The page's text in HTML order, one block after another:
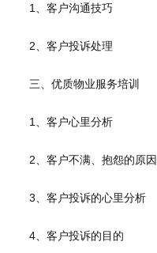
1、客户沟通技巧
2、客户投诉处理
三、优质物业服务培训
1、客户心里分析
2、客户不满、抱怨的原因
3、客户投诉的心里分析
4、客户投诉的目的